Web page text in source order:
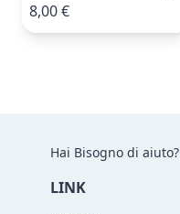
8,00 €
Hai Bisogno di aiuto?
LINK